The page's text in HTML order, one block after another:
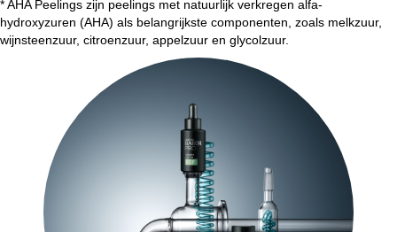
* AHA Peelings zijn peelings met natuurlijk verkregen alfa-
hydroxyzuren (AHA) als belangrijkste componenten, zoals melkzuur,
wijnsteenzuur, citroenzuur, appelzuur en glycolzuur.